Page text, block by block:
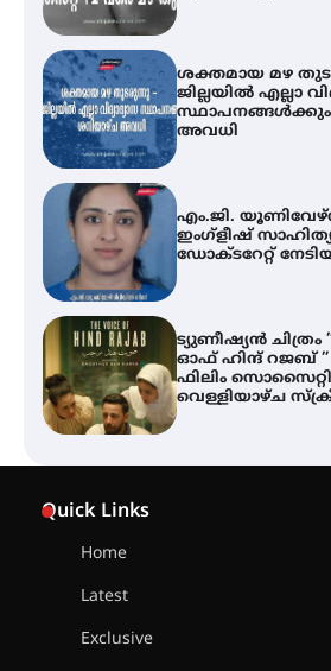
ശക്തമായ മഴ
ജില്ലയിൽ എല്ലാ
സ്ഥാപനങ്ങൾക്കും
അവധി
എം.ജി.
ഇംഗ്ളീഷ്
ഡോക്ടറേറ്റ്
ട്യുണീഷ്യൻ ചിത്രം
ഓഫ് ഹിന്ദ് റജബ് ”
ഫിലിം
വെള്ളിയാഴ്ച
Quick Links
Home
Latest
Exclusive